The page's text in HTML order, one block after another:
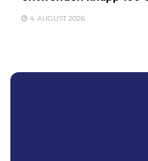
4. AUGUST 2026